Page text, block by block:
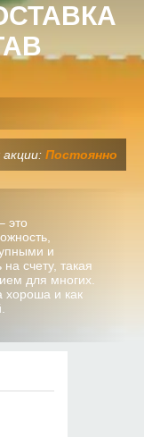
Постоянно
это
и
счету, такая
для многих.
хороша и как